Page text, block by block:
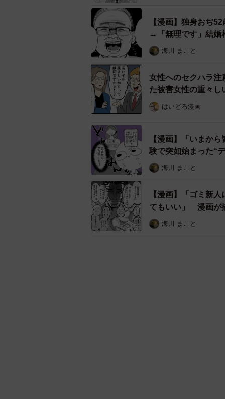
学生のアピールを聞き
そんな彼はふと、上司である吾妻課
す」という言葉を思い出しました
いた学生たちに対し、マニュアル
る？」を投げかけます。
【漫画】独身おぢ
→「無理です」結婚
海川 まこと
女性へのセクハラ注
た被害女性の重々し
はいどろ漫画
【漫画】「いまか
験で突如始まった“
ク【漫画】
海川 まこと
【漫画】「ゴミ新
てもいい」 漫画が
海川 まこと